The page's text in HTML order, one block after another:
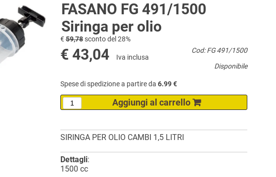
FASANO FG 491/1500
Siringa per olio
€59,78sconto del 28%
€ 43,04 Iva inclusa
Cod: FG 491/1500
Disponibile
Spese di spedizione a partire da 6.99 €
SIRINGA PER OLIO CAMBI 1,5 LITRI
Dettagli:
1500 cc